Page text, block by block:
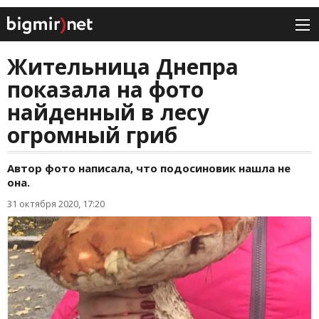
Жительница Днепра
показала на фото
найденный в лесу
огромный гриб
Автор фото написала, что подосиновик нашла не
она.
31 октября 2020, 17:20